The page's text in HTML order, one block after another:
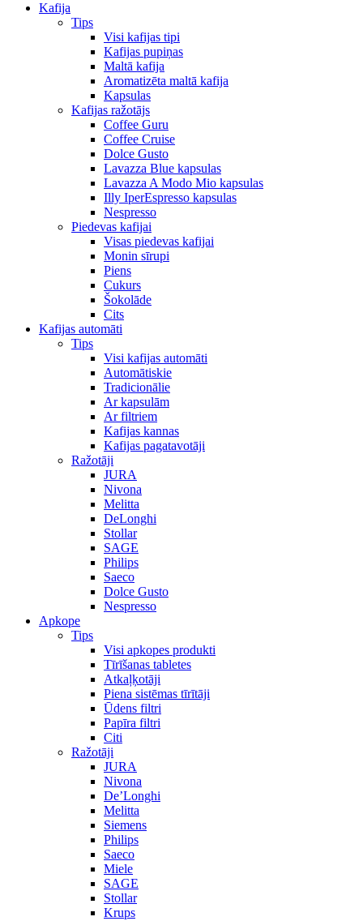
Kafija
Tips
Visi kafijas tipi
Kafijas pupiņas
Maltā kafija
Aromatizēta maltā kafija
Kapsulas
Kafijas ražotājs
Coffee Guru
Coffee Cruise
Dolce Gusto
Lavazza Blue kapsulas
Lavazza A Modo Mio kapsulas
Illy IperEspresso kapsulas
Nespresso
Piedevas kafijai
Visas piedevas kafijai
Monin sīrupi
Piens
Cukurs
Šokolāde
Cits
Kafijas automāti
Tips
Visi kafijas automāti
Automātiskie
Tradicionālie
Ar kapsulām
Ar filtriem
Kafijas kannas
Kafijas pagatavotāji
Ražotāji
JURA
Nivona
Melitta
DeLonghi
Stollar
SAGE
Philips
Saeco
Dolce Gusto
Nespresso
Apkope
Tips
Visi apkopes produkti
Tīrīšanas tabletes
Atkaļķotāji
Piena sistēmas tīrītāji
Ūdens filtri
Papīra filtri
Citi
Ražotāji
JURA
Nivona
De’Longhi
Melitta
Siemens
Philips
Saeco
Miele
SAGE
Stollar
Krups